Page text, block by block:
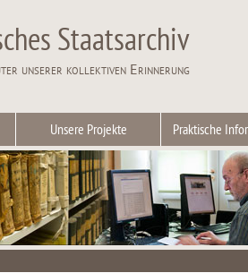
Staatsarchiv
unserer kollektiven Erinnerung
Unsere Projekte Praktische